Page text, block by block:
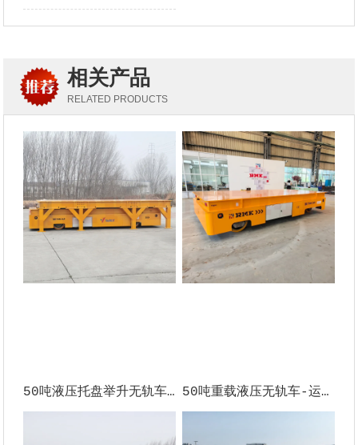
相关产品
RELATED PRODUCTS
50吨液压托盘举升无轨车 土耳其 50吨重载液压无轨车-运输模具-墨西哥